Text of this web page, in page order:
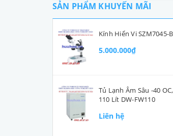
SẢN PHẨM KHUYẾN MÃI
Kính Hiển Vi SZM7045-
5.000.000₫
Tủ Lạnh Âm Sâu -40 OC,
110 Lít DW-FW110
Liên hệ